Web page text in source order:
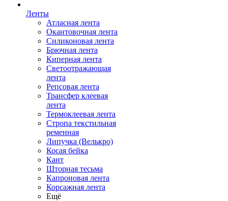
Ленты
Атласная лента
Окантовочная лента
Силиконовая лента
Брючная лента
Киперная лента
Светоотражающая
лента
Репсовая лента
Трансфер клеевая
лента
Термоклеевая лента
Стропа текстильная
ременная
Липучка (Велькро)
Косая бейка
Кант
Шторная тесьма
Капроновая лента
Корсажная лента
Ещё